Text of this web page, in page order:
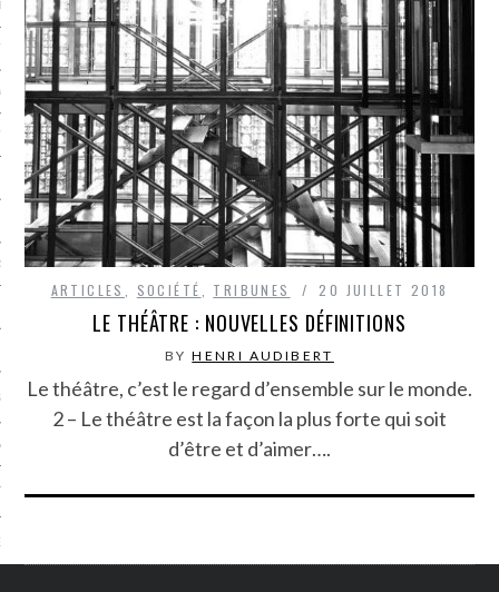
BONHEUR
GUERRE
EN VOD
ARTICLES SOCIÉTÉ TRIBUNES 20 JUILLET 2018
LE THÉÂTRE : NOUVELLES DÉFINITIONS
BYHENRI AUDIBERT
Le théâtre, c’est le regard d’ensemble sur le monde.
2 – Le théâtre est la façon la plus forte qui soit
d’être et d’aimer….